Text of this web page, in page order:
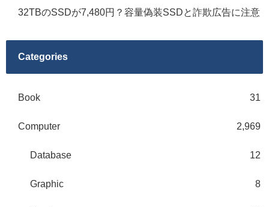
32TBのSSDが7,480円？容量偽装SSDと詐欺広告に注意
Categories
Book 31
Computer 2,969
Database 12
Graphic 8